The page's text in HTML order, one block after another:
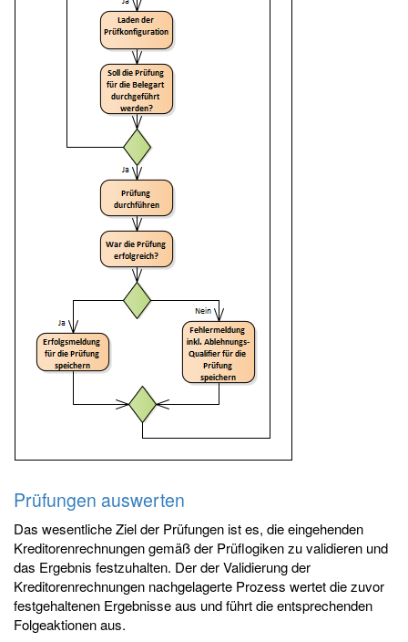
Prüfungen auswerten
Das wesentliche Ziel der Prüfungen ist es, die eingehenden
Kreditorenrechnungen gemäß der Prüflogiken zu validieren und
das Ergebnis festzuhalten. Der der Validierung der
Kreditorenrechnungen nachgelagerte Prozess wertet die zuvor
festgehaltenen Ergebnisse aus und führt die entsprechenden
Folgeaktionen aus.